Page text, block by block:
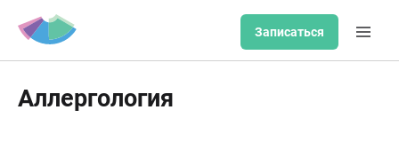
Записаться
Аллергология